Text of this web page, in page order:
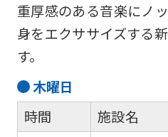
重厚感のある音楽にノ
身をエクササイズする
す。
木曜日
時間
施設名